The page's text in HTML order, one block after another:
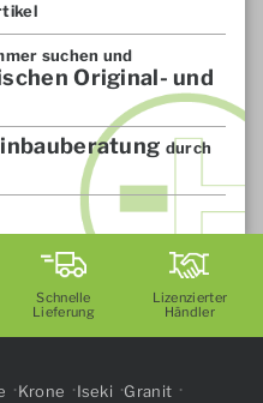
suchen und
Original- und
durch
Schnelle
Lieferung
Lizenzierter
Händler
Krone Iseki
Granit